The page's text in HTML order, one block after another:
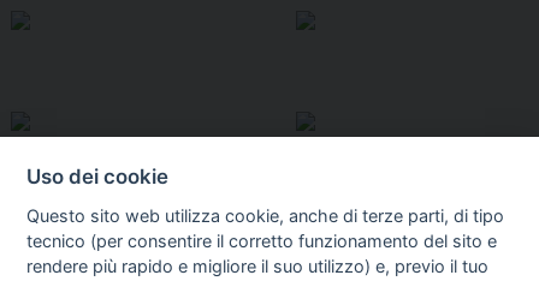
Uso dei cookie
Questo sito web utilizza cookie, anche di terze parti, di tipo
tecnico (per consentire il corretto funzionamento del sito e
rendere più rapido e migliore il suo utilizzo) e, previo il tuo